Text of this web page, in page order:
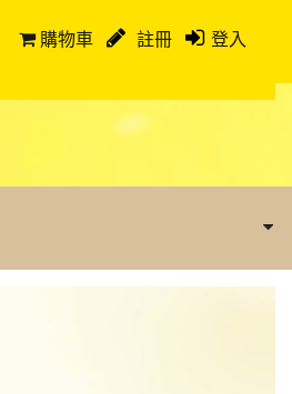
購物車 註冊 登入